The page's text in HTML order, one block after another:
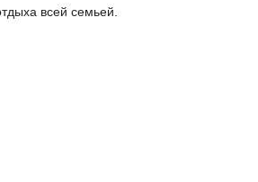
всей семьей.